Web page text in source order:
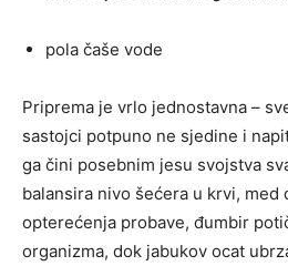
pola čaše vode
Priprema je vrlo jednostavna –
sastojci potpuno ne sjedine i
ga čini posebnim jesu svojstva
balansira nivo šećera u krvi, med
opterećenja probave, đumbir
organizma, dok jabukov ocat